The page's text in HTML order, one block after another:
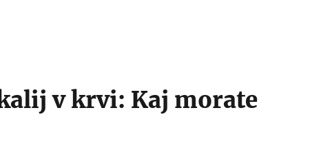
v krvi: Kaj morate